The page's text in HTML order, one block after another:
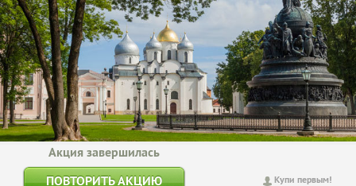
Купи первым!
Акция завершилась
ПОВТОРИТЬ АКЦИЮ